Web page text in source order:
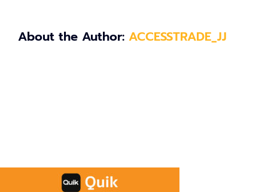
About the Author: ACCESSTRADE_JJ